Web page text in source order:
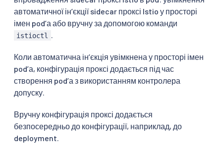
автоматичної інʼєкції sidecar проксі Istio у просторі
імен podʼа або вручну за допомогою команди
istioctl
Коли автоматична інʼєкція увімкнена у просторі імен
podʼа, конфігурація проксі додається під час
створення podʼа з використанням контролера
допуску.
Вручну конфігурація проксі додається
безпосередньо до конфігурації, наприклад, до
deployment.